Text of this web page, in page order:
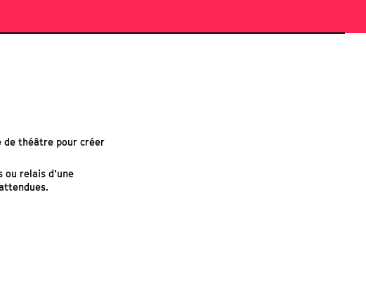
de théâtre pour créer
ou relais d’une